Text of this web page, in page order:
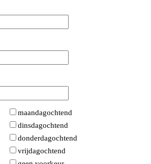
maandagochtend
dinsdagochtend
donderdagochtend
vrijdagochtend